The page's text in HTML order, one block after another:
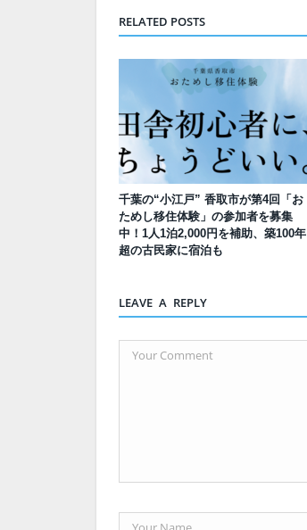
RELATED POSTS
千葉の“小江戸” 香取市が第4回「お
ためし移住体験」の参加者を募集
中！1人1泊2,000円を補助、築100年
超の古民家に宿泊も
LEAVE A REPLY